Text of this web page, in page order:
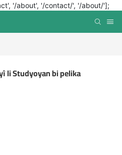
'/about', '/contact/', '/about/'];
li Studyoyan bi pelika